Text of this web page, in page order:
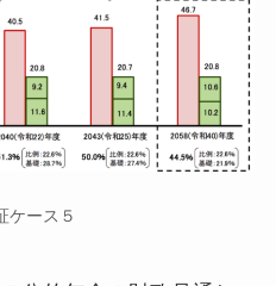
ケース５